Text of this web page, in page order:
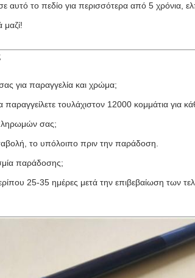
αυτό το πεδίο για περισσότερα από 5 χρόνια,
μαζί!
για παραγγελία και χρώμα;
παραγγείλετε τουλάχιστον 12000 κομμάτια για
πληρωμών σας;
το υπόλοιπο πριν την παράδοση.
παράδοσης;
25-35 ημέρες μετά την επιβεβαίωση των